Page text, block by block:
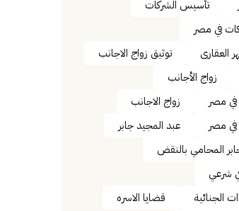
تأسيس الشركات
في مصر
العقارى
توثيق زواج الاجانب
زواج الأجانب
في مصر
زواج الاجانب
في مصر
عبد المجيد جابر
المحامي بالنقض
شرعي
الجنائية
قضايا الاسره